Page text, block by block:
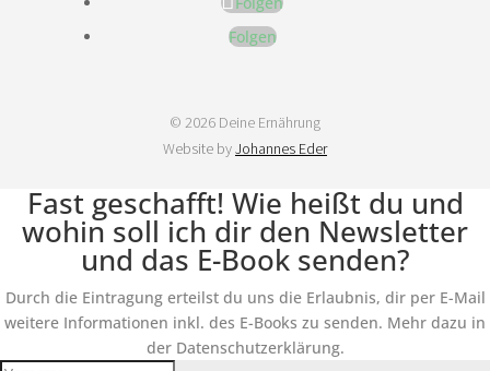
Folgen
© 2026 Deine Ernährung
Website byJohannes Eder
Fast geschafft! Wie heißt du und
wohin soll ich dir den Newsletter
und das E-Book senden?
Durch die Eintragung erteilst du uns die Erlaubnis, dir per E-Mail
weitere Informationen inkl. des E-Books zu senden. Mehr dazu in
der Datenschutzerklärung.